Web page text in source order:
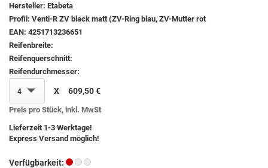
Hersteller: Etabeta
Profil: Venti-R ZV black matt (ZV-Ring blau, ZV-Mutter rot
EAN: 4251713236651
Reifenbreite:
Reifenquerschnitt:
Reifendurchmesser:
4 X 609,50 €
Preis pro Stück, inkl. MwSt
Lieferzeit 1-3 Werktage!
Express Versand möglich!
Verfügbarkeit: